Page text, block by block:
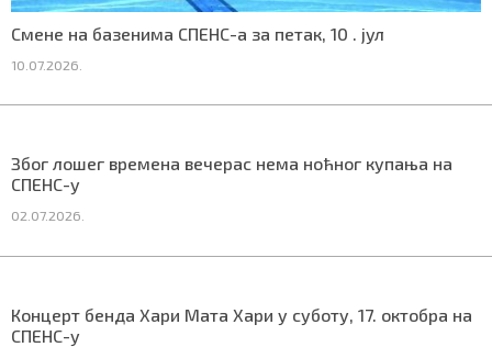
Смене на базенима СПЕНС-а за петак, 10 . јул
10.07.2026.
Због лошег времена вечерас нема ноћног купања на
СПЕНС-у
02.07.2026.
Концерт бенда Хари Мата Хари у суботу, 17. октобра на
СПЕНС-у
СВЕТ
БИЗНИС
redakcija@gradskeinfo.rs